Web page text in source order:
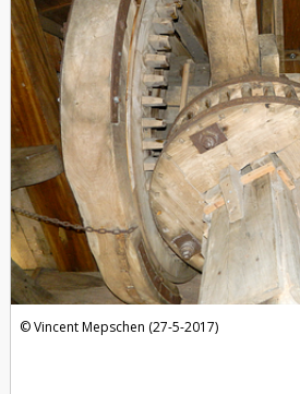
Vincent Mepschen (27-5-2017)